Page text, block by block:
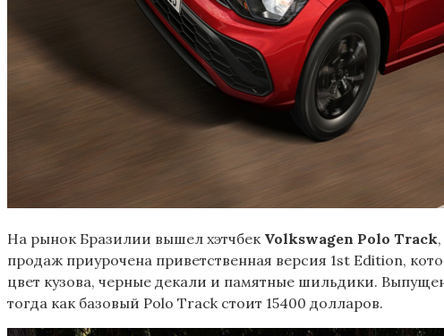
На рынок Бразилии вышел хэтчбек Volkswagen Polo Track
продаж приурочена приветственная версия 1st Edition,
цвет кузова, черные декали и памятные шильдики.
тогда как базовый Polo Track стоит 15400 долларов.